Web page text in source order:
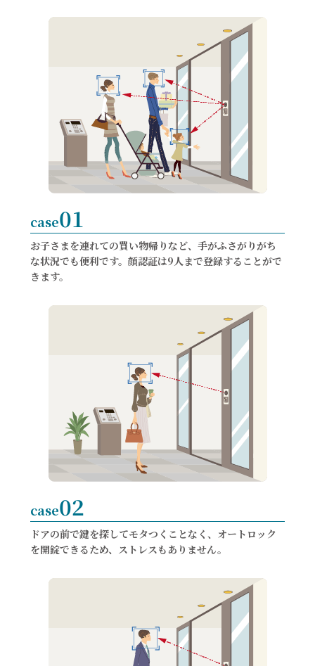
case01
お子さまを連れての買い物帰りなど、手がふさがりがち
な状況でも便利です。顔認証は9人まで登録することがで
きます。
case02
ドアの前で鍵を探してモタつくことなく、オートロック
を開錠できるため、ストレスもありません。